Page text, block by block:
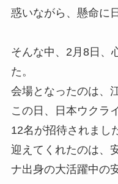
惑いながら、懸命に
そんな中、2月8日、
た。
会場となったのは、
この日、日本ウクラ
12名が招待されまし
迎えてくれたのは、
ナ出身の大活躍中の